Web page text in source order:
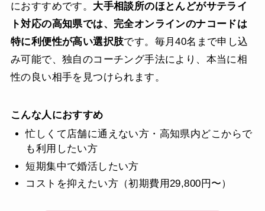
におすすめです。 大手相談所のほとんどがサテライ
ト対応の高知県では、完全オンラインのナコードは
特に利便性が高い選択肢です。毎月40名まで申し込
み可能で、独自のコーチング手法により、本当に相
性の良い相手を見つけられます。
こんな人におすすめ
忙しくて店舗に通えない方・高知県内どこからで
も利用したい方
短期集中で婚活したい方
コストを抑えたい方（初期費用29,800円〜）